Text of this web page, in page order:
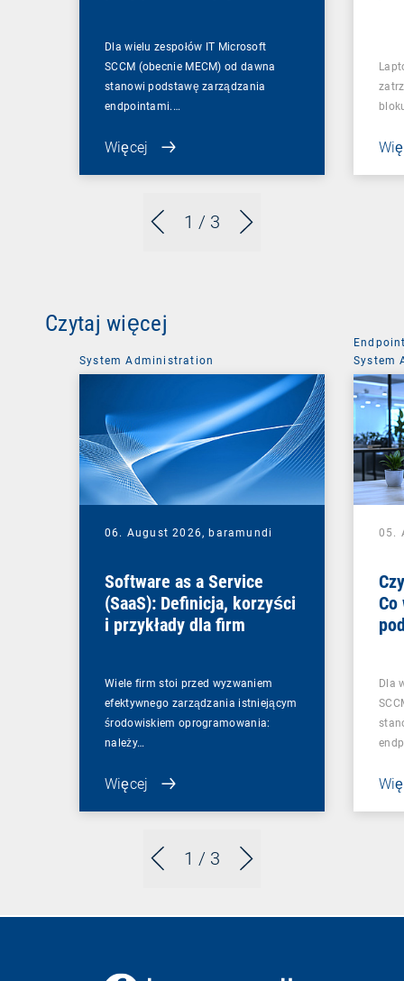
1 / 3
Dla wielu zespołów IT Microsoft
SCCM (obecnie MECM) od dawna
stanowi podstawę zarządzania
endpointami.…
Więcej
Czytaj więcej
1 / 3
System Administration
06. August 2026, baramundi
Software as a Service
(SaaS): Definicja, korzyści
i przykłady dla firm
Wiele firm stoi przed wyzwaniem
efektywnego zarządzania istniejącym
środowiskiem oprogramowania:
należy…
Więcej
System
05.
Co
Dla